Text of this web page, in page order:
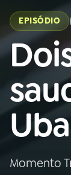
Buscar
na
Rádio
Nacional
01
A
na
Rádio
Nacional
EPISÓDIO
Momento